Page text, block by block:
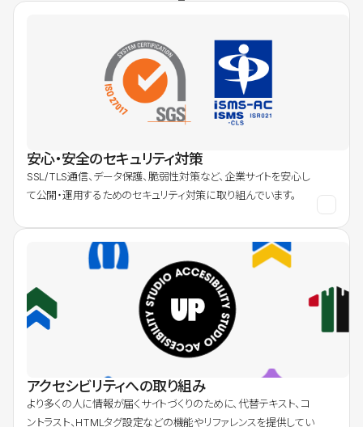
安心・安全のセキュリティ対策
SSL/TLS通信、データ保護、脆弱性対策など、企業サイトを安心し
て公開・運用するためのセキュリティ対策に取り組んでいます。
アクセシビリティへの取り組み
より多くの人に情報が届くサイトづくりのために、代替テキスト、コ
ントラスト、HTMLタグ設定などの機能やリファレンスを提供してい